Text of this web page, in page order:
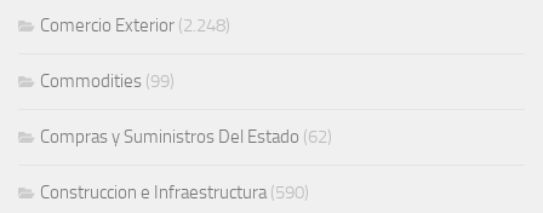
Comercio Exterior (2.248)
Commodities (99)
Compras y Suministros Del Estado (62)
Construccion e Infraestructura(590)